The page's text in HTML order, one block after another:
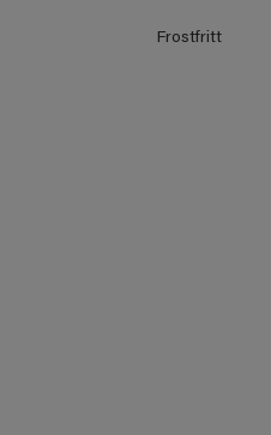
Frostfritt